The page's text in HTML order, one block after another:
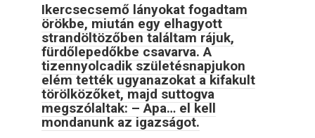
Ikercsecsemő lányokat fogadtam
örökbe, miután egy elhagyott
strandöltözőben találtam rájuk,
fürdőlepedőkbe csavarva. A
tizennyolcadik születésnapjukon
elém tették ugyanazokat a kifakult
törölközőket, majd suttogva
megszólaltak: – Apa… el kell
mondanunk az igazságot.